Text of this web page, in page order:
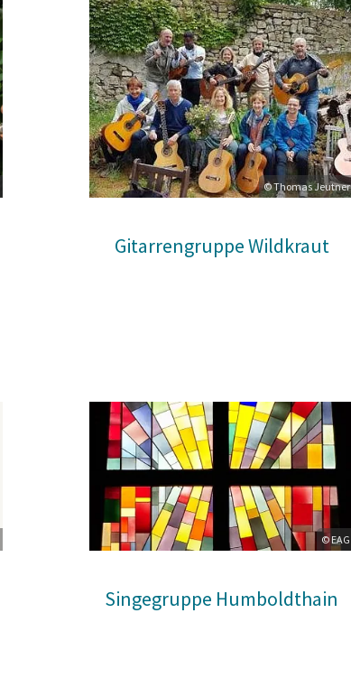
© Thomas Jeutner
Gitarrengruppe Wildkraut
© EAG
Singegruppe Humboldthain